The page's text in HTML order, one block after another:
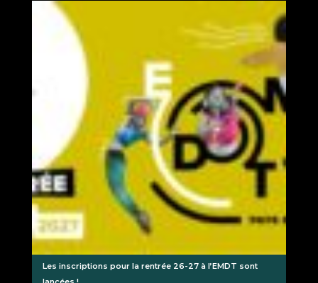
Les inscriptions pour la rentrée 26-27 à l’EMDT sont